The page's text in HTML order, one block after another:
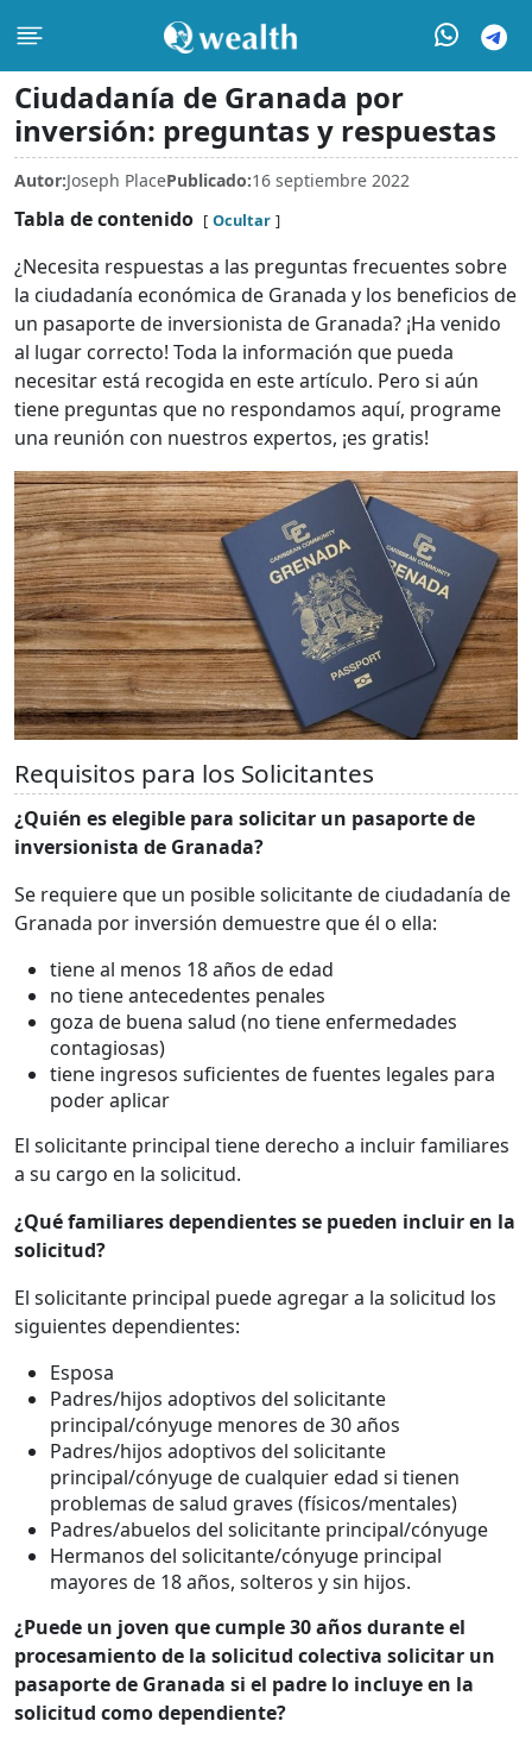
Ciudadanía de Granada por
inversión: preguntas y respuestas
Autor:Joseph PlacePublicado:16 septiembre 2022
Tabla de contenido Ocultar
¿Necesita respuestas a las preguntas frecuentes sobre
la ciudadanía económica de Granada y los beneficios de
un pasaporte de inversionista de Granada? ¡Ha venido
al lugar correcto! Toda la información que pueda
necesitar está recogida en este artículo. Pero si aún
tiene preguntas que no respondamos aquí, programe
una reunión con nuestros expertos, ¡es gratis!
Requisitos para los Solicitantes
¿Quién es elegible para solicitar un pasaporte de
inversionista de Granada?
Se requiere que un posible solicitante de ciudadanía de
Granada por inversión demuestre que él o ella:
tiene al menos 18 años de edad
no tiene antecedentes penales
goza de buena salud (no tiene enfermedades
contagiosas)
tiene ingresos suficientes de fuentes legales para
poder aplicar
El solicitante principal tiene derecho a incluir familiares
a su cargo en la solicitud.
¿Qué familiares dependientes se pueden incluir en la
solicitud?
El solicitante principal puede agregar a la solicitud los
siguientes dependientes:
Esposa
Padres/hijos adoptivos del solicitante
principal/cónyuge menores de 30 años
Padres/hijos adoptivos del solicitante
principal/cónyuge de cualquier edad si tienen
problemas de salud graves (físicos/mentales)
Padres/abuelos del solicitante principal/cónyuge
Hermanos del solicitante/cónyuge principal
mayores de 18 años, solteros y sin hijos.
¿Puede un joven que cumple 30 años durante el
procesamiento de la solicitud colectiva solicitar un
pasaporte de Granada si el padre lo incluye en la
solicitud como dependiente?